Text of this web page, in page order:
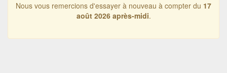
Nous vous remercions d'essayer à nouveau à compter du 17
août 2026 après-midi.